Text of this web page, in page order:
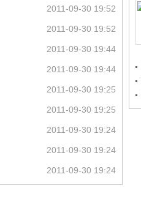
2011-09-30 19:52
2011-09-30 19:52
2011-09-30 19:44
2011-09-30 19:44
2011-09-30 19:25
2011-09-30 19:25
2011-09-30 19:24
2011-09-30 19:24
2011-09-30 19:24